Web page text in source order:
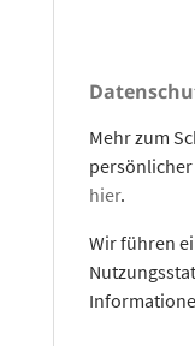
Mehr zum
hier.
Wir führen